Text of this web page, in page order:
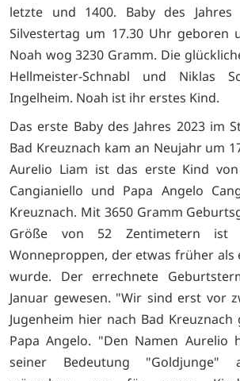
letzte und 1400. Baby des
Silvestertag um 17.30 Uhr geboren
Noah wog 3230 Gramm. Die
Hellmeister-Schnabl und Niklas
Ingelheim. Noah ist ihr erstes Kind.
Das erste Baby des Jahres 2023 im
Bad Kreuznach kam an Neujahr um
Aurelio Liam ist das erste Kind
Cangianiello und Papa Angelo
Kreuznach. Mit 3650 Gramm
Größe von 52 Zentimetern ist
Wonneproppen, der etwas früher
wurde. Der errechnete
Januar gewesen. "Wir sind erst vor
Jugenheim hier nach Bad
Papa Angelo. "Den Namen Aurelio
seiner Bedeutung "Goldjunge"